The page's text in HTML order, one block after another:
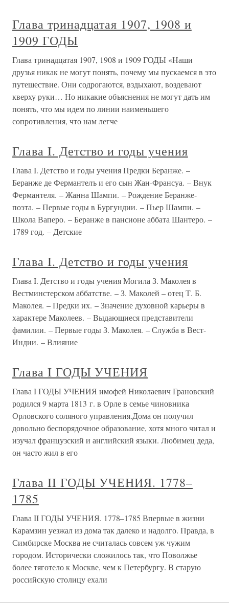
Глава тринадцатая 1907, 1908 и
1909 ГОДЫ
Глава тринадцатая 1907, 1908 и 1909 ГОДЫ «Наши
друзья никак не могут понять, почему мы пускаемся в это
путешествие. Они содрогаются, вздыхают, воздевают
кверху руки… Но никакие объяснения не могут дать им
понять, что мы идем по линии наименьшего
сопротивления, что нам легче
Глава I. Детство и годы учения
Глава I. Детство и годы учения Предки Беранже. –
Беранже де Фермантелъ и его сын Жан-Франсуа. – Внук
Фермантеля. – Жанна Шампи. – Рождение Беранже-
поэта. – Первые годы в Бургундии. – Пьер Шампи. –
Школа Ваперо. – Беранже в пансионе аббата Шантеро. –
1789 год. – Детские
Глава I. Детство и годы учения
Глава I. Детство и годы учения Могила З. Маколея в
Вестминстерском аббатстве. – З. Маколей – отец Т. Б.
Маколея. – Предки их. – Значение духовной карьеры в
характере Маколеев. – Выдающиеся представители
фамилии. – Первые годы З. Маколея. – Служба в Вест-
Индии. – Влияние
Глава I ГОДЫ УЧЕНИЯ
Глава I ГОДЫ УЧЕНИЯ имофей Николаевич Грановский
родился 9 марта 1813 г. в Орле в семье чиновника
Орловского соляного управления.Дома он получил
довольно беспорядочное образование, хотя много читал и
изучал французский и английский языки. Любимец деда,
он часто жил в его
Глава II ГОДЫ УЧЕНИЯ. 1778–
1785
Глава II ГОДЫ УЧЕНИЯ. 1778–1785 Впервые в жизни
Карамзин уезжал из дома так далеко и надолго. Правда, в
Симбирске Москва не считалась совсем уж чужим
городом. Исторически сложилось так, что Поволжье
более тяготело к Москве, чем к Петербургу. В старую
российскую столицу ехали